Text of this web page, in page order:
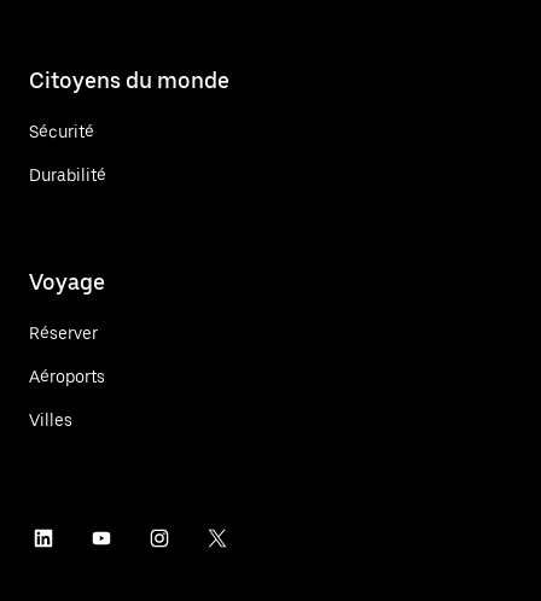
Citoyens du monde
Sécurité
Durabilité
Voyage
Réserver
Aéroports
Villes